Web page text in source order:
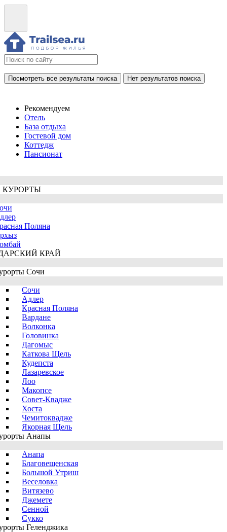
Посмотреть все результаты поиска Нет результатов поиска
Рекомендуем
Отель
База отдыха
Гостевой дом
Коттедж
Пансионат
КУРОРТЫ
Поляна
КРАЙ
Сочи
Сочи
Адлер
Красная Поляна
Вардане
Волконка
Головинка
Дагомыс
Каткова Щель
Кудепста
Лазаревское
Лоо
Макопсе
Совет-Квадже
Хоста
Чемитоквадже
Якорная Щель
Анапы
Анапа
Благовещенская
Большой Утриш
Веселовка
Витязево
Джемете
Сенной
Сукко
Геленджика